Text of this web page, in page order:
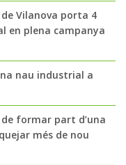
Vilanova porta 4
en plena campanya
nau industrial a
formar part d’una
més de nou